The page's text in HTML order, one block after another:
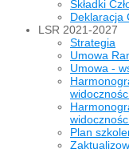
Składki
Deklaracja
LSR 2021-2027
Strategia
Umowa
Umowa -
Plan